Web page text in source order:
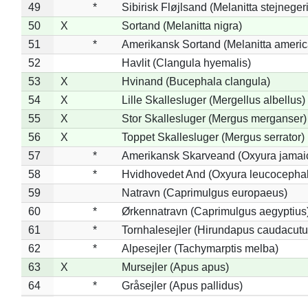
49
*
Sibirisk Fløjlsand (Melanitta
50
X
Sortand (Melanitta nigra)
51
*
Amerikansk Sortand (Melanitta
52
Havlit (Clangula hyemalis)
53
X
Hvinand (Bucephala clangula)
54
X
Lille Skallesluger (Mergellus albellus)
55
X
Stor Skallesluger (Mergus merganser)
56
X
Toppet Skallesluger (Mergus serrator)
57
*
Amerikansk Skarveand (Oxyura
58
*
Hvidhovedet And (Oxyura
59
Natravn (Caprimulgus europaeus)
60
*
Ørkennatravn (Caprimulgus
61
*
Tornhalesejler (Hirundapus
62
*
Alpesejler (Tachymarptis melba)
63
X
Mursejler (Apus apus)
64
*
Gråsejler (Apus pallidus)